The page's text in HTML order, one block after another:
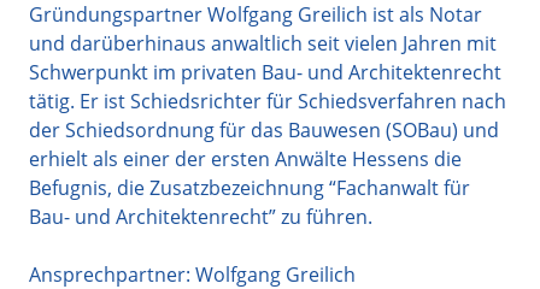
Gründungspartner Wolfgang Greilich ist als Notar
und darüberhinaus anwaltlich seit vielen Jahren mit
Schwerpunkt im privaten Bau- und Architektenrecht
tätig. Er ist Schiedsrichter für Schiedsverfahren nach
der Schiedsordnung für das Bauwesen (SOBau) und
erhielt als einer der ersten Anwälte Hessens die
Befugnis, die Zusatzbezeichnung “Fachanwalt für
Bau- und Architektenrecht” zu führen.
Ansprechpartner: Wolfgang Greilich